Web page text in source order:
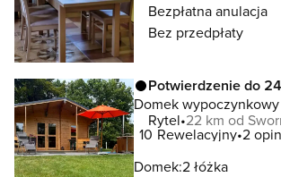
Bezpłatna anulacja
Bez przedpłaty
Potwierdzenie do
Domek
Rytel 22 km od
10 Rewelacyjny 2
Domek:2 łóżka